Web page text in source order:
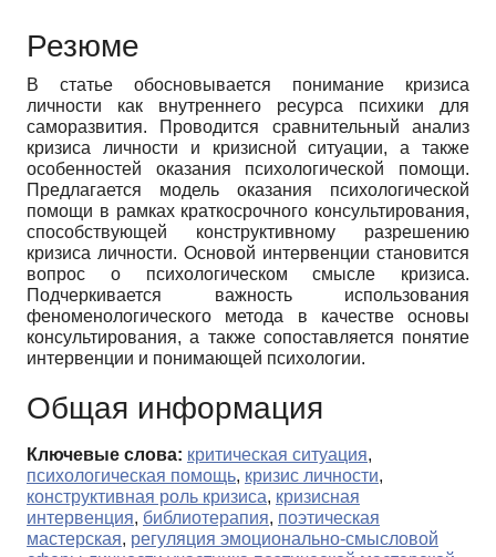
Резюме
В статье обосновывается понимание кризиса
личности как внутреннего ресурса психики для
саморазвития. Проводится сравнительный анализ
кризиса личности и кризисной ситуации, а также
особенностей оказания психологической помощи.
Предлагается модель оказания психологической
помощи в рамках краткосрочного консультирования,
способствующей конструктивному разрешению
кризиса личности. Основой интервенции становится
вопрос о психологическом смысле кризиса.
Подчеркивается важность использования
феноменологического метода в качестве основы
консультирования, а также сопоставляется понятие
интервенции и понимающей психологии.
Общая информация
Ключевые слова: критическая ситуация,
психологическая помощь, кризис личности,
конструктивная роль кризиса, кризисная
интервенция, библиотерапия, поэтическая
мастерская, регуляция эмоционально-смысловой